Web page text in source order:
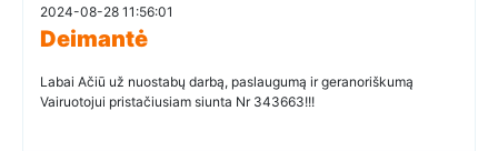
2024-08-28 11:56:01
Deimantė
Labai Ačiū už nuostabų darbą, paslaugumą ir geranoriškumą
Vairuotojui pristačiusiam siunta Nr 343663!!!